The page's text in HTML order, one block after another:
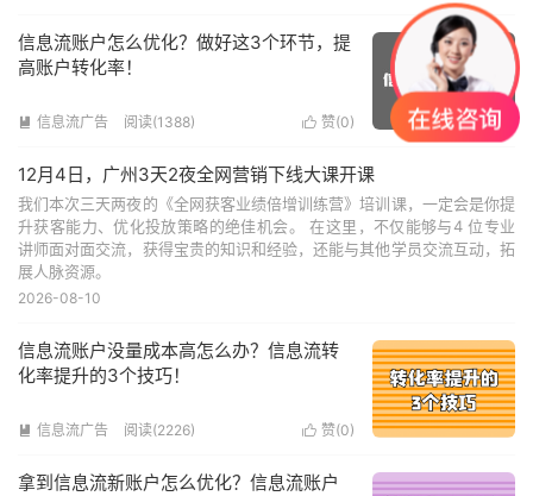
信息流账户怎么优化？做好这3个环节，提
高账户转化率！
 赞(0)
 信息流广告 阅读(1388)
12月4日，广州3天2夜全网营销下线大课开课
我们本次三天两夜的《全网获客业绩倍增训练营》培训课，一定会是你提
升获客能力、优化投放策略的绝佳机会。 在这里，不仅能够与4 位专业
讲师面对面交流，获得宝贵的知识和经验，还能与其他学员交流互动，拓
展人脉资源。
2026-08-10
信息流账户没量成本高怎么办？信息流转
化率提升的3个技巧！
 赞(0)
 信息流广告 阅读(2226)
拿到信息流新账户怎么优化？信息流账户